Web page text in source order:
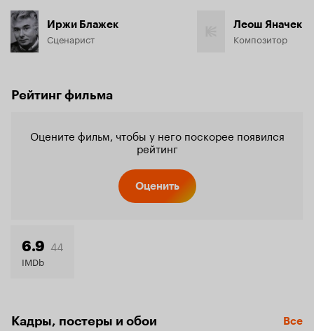
Иржи Блажек
Сценарист
Леош Яначек
Композитор
Рейтинг фильма
Оцените фильм, чтобы у него поскорее появился
рейтинг
Оценить
6.9 44
IMDb
Кадры, постеры и обои Все